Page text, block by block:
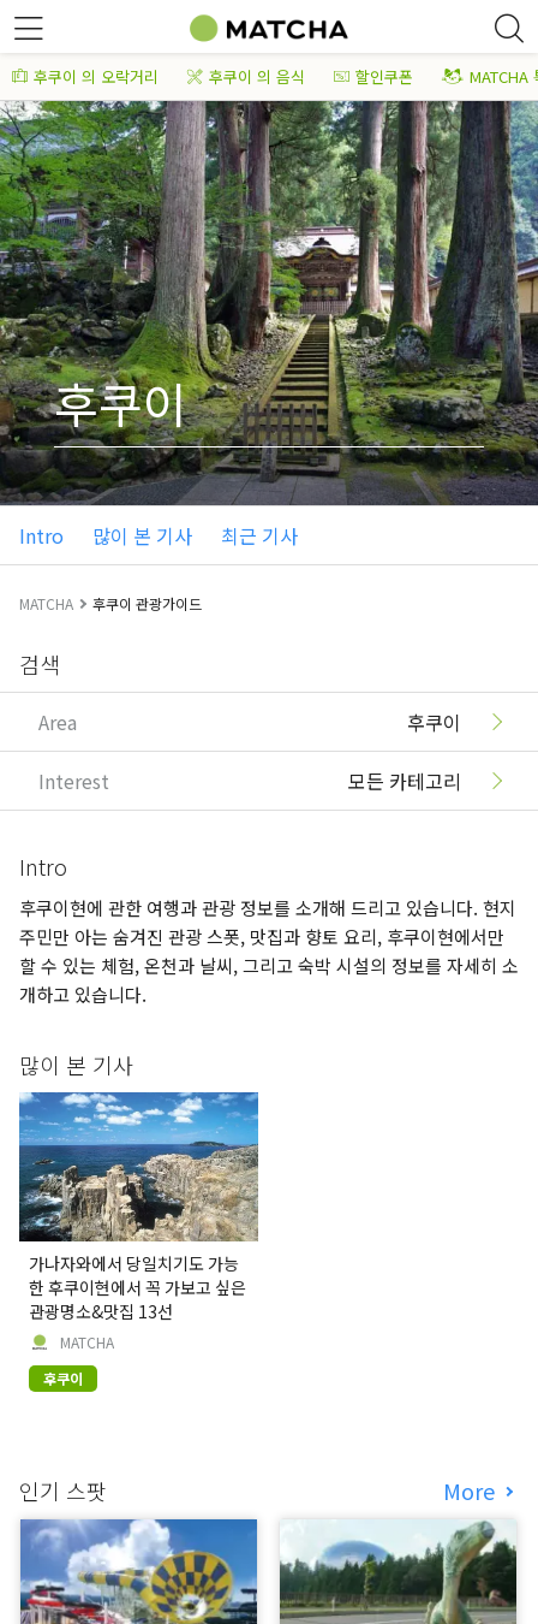
후쿠이 의 오락거리 후쿠이 의 음식 할인쿠폰 MATCHA
후쿠이
Intro 많이 본 기사 최근 기사
MATCHA 후쿠이 관광가이드
검색
Area 후쿠이
Interest 모든 카테고리
Intro
후쿠이현에 관한 여행과 관광 정보를 소개해 드리고 있습니다. 현지
주민만 아는 숨겨진 관광 스폿, 맛집과 향토 요리, 후쿠이현에서만
할 수 있는 체험, 온천과 날씨, 그리고 숙박 시설의 정보를 자세히 소
개하고 있습니다.
많이 본 기사
가나자와에서 당일치기도 가능
한 후쿠이현에서 꼭 가보고 싶은
관광명소&맛집 13선
MATCHA
후쿠이
인기 스팟 More